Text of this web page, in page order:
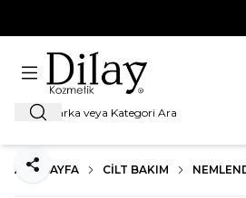
Ara
ANA SAYFA CILT BAKIM
Paylaş